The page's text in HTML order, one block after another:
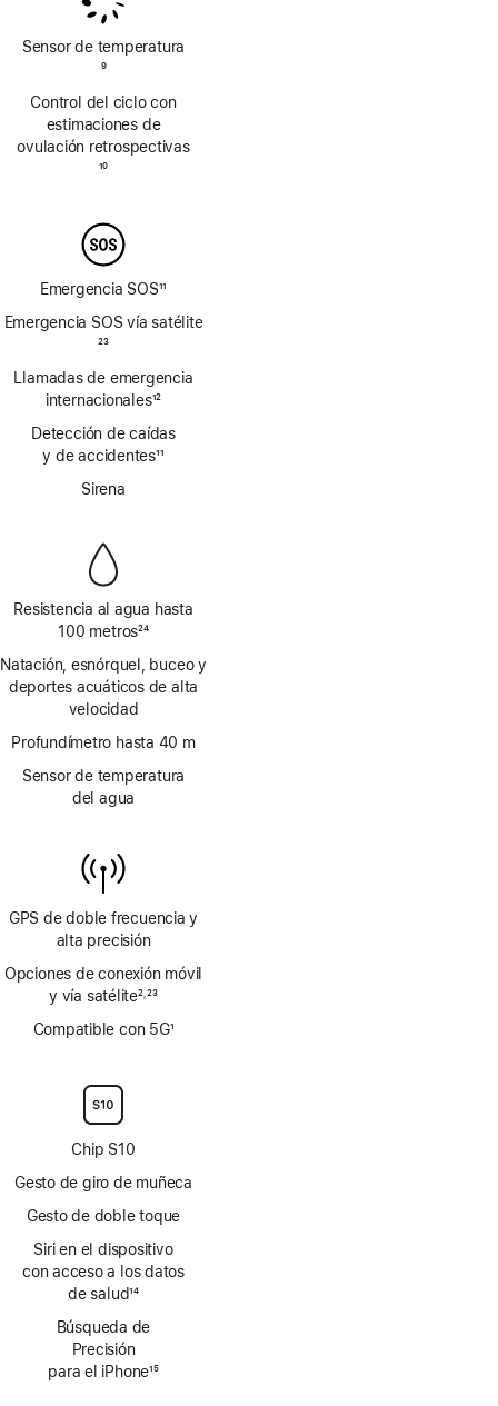
página
página
Sensor de temperatura
pie
página
9
Control del ciclo con
estimaciones de
ovulación retrospectivas
10
Emergencia SOS
a
de
página
11
Emergencia SOS vía satélite
pie
página
23
Llamadas de emergencia
internacionales12
Detección de caídas
y de accidentes11
Sirena
Resistencia al agua hasta
100 metros
a
pie
página
24
Natación, esnórquel, buceo y
deportes acuáticos de alta
velocidad
Profundímetro hasta 40 m
Sensor de temperatura
del agua
GPS de doble frecuencia y
alta precisión
Opciones de conexión móvil
y vía satélite2,23
Compatible con 5G
página
1
Chip S10
Gesto de giro de muñeca
Gesto de doble toque
Siri en el dispositivo
con acceso a los datos
de salud14
Búsqueda de
Precisión
para el iPhone15